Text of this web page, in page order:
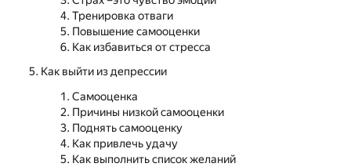
Тренировка отваги
Повышение самооценки
Как избавиться от стресса
Как выйти из депрессии
Самооценка
Причины низкой самооценки
Поднять самооценку
Как привлечь удачу
Как выполнить список желаний